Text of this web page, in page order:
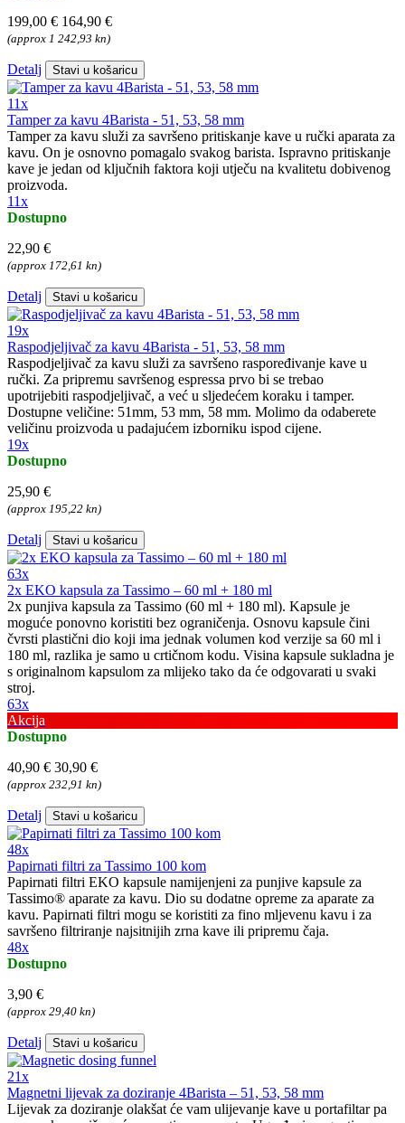
199,00 € 164,90 €
(approx 1 242,93 kn)
Detalj Stavi u košaricu
11x
Tamper za kavu 4Barista - 51, 53, 58 mm
Tamper za kavu služi za savršeno pritiskanje kave u ručki aparata za
kavu. On je osnovno pomagalo svakog barista. Ispravno pritiskanje
kave je jedan od ključnih faktora koji utječu na kvalitetu dobivenog
proizvoda.
11x
Dostupno
22,90 €
(approx 172,61 kn)
Detalj Stavi u košaricu
19x
Raspodjeljivač za kavu 4Barista - 51, 53, 58 mm
Raspodjeljivač za kavu služi za savršeno raspoređivanje kave u
ručki. Za pripremu savršenog espressa prvo bi se trebao
upotrijebiti raspodjeljivač, a već u sljedećem koraku i tamper.
Dostupne veličine: 51mm, 53 mm, 58 mm. Molimo da odaberete
veličinu proizvoda u padajućem izborniku ispod cijene.
19x
Dostupno
25,90 €
(approx 195,22 kn)
Detalj Stavi u košaricu
63x
2x EKO kapsula za Tassimo – 60 ml + 180 ml
2x punjiva kapsula za Tassimo (60 ml + 180 ml). Kapsule je
moguće ponovno koristiti bez ograničenja. Osnovu kapsule čini
čvrsti plastični dio koji ima jednak volumen kod verzije sa 60 ml i
180 ml, razlika je samo u crtičnom kodu. Visina kapsule sukladna je
s originalnom kapsulom za mlijeko tako da će odgovarati u svaki
stroj.
63x
Akcija
Dostupno
40,90 € 30,90 €
(approx 232,91 kn)
Detalj Stavi u košaricu
48x
Papirnati filtri za Tassimo 100 kom
Papirnati filtri EKO kapsule namijenjeni za punjive kapsule za
Tassimo® aparate za kavu. Dio su dodatne opreme za aparate za
kavu. Papirnati filtri mogu se koristiti za fino mljevenu kavu i za
savršeno filtriranje najsitnijih zrna kave ili pripremu čaja.
48x
Dostupno
3,90 €
(approx 29,40 kn)
Detalj Stavi u košaricu
21x
Magnetni lijevak za doziranje 4Barista – 51, 53, 58 mm
Lijevak za doziranje olakšat će vam ulijevanje kave u portafiltar pa